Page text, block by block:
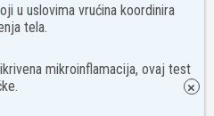
u uslovima vrućina koordinira
tela.
mikroinflamacija, ovaj test
×